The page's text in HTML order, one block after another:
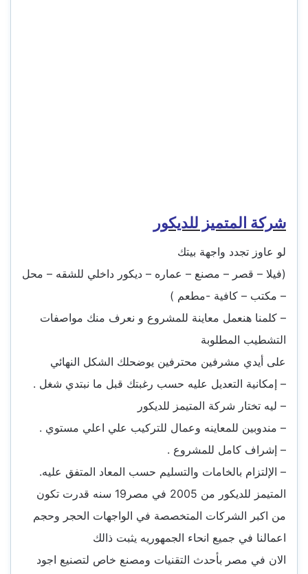
شركة المتميز للديكور
لو عاوز تجدد واجهة بيتك
(فيلا – قصر – مصنع – عماره – ديكور داخلي للشقه – محل
– مكتب – كافية -مطعم )
– كلمنا هنعمل معاينة للمشروع و نعرف منك مواصفات
التشطيب المطلوبة
على أيدي مشرفين محترفين يوضحلك الشكل النهائي
– إمكانية التعديل عليه حسب رغبتك قبل ما نبتدي شغل .
– ليه تختار شركة المتيمز للديكور
– مندوبين للمعاينه وعمال للتركيب علي اعلي مستوي .
– إشراف كامل للمشروع .
– الإلتزام بالخامات والتسليم حسب المعاد المتفق عليه.
المتيمز للديكور من 2005 في مصر19 سنه قدرت تكون
من اكبر الشركات المتخصصة في الواجهات الحجر وحجم
اعمالنا في جميع انحاء الجمهوريه يثبت ذالك
الان في مصر بأحدث التقنيات ومصنع خاص لتصنيع اجود